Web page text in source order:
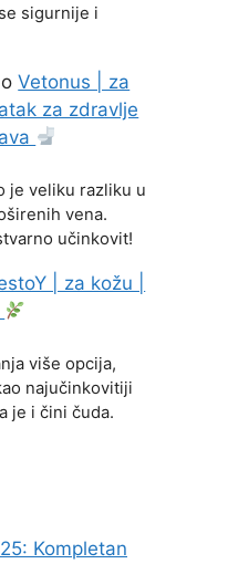
sigurnije i
oVetonus | za
za zdravlje
je veliku razliku u
vena.
učinkovit!
| za kožu |
više opcija,
najučinkovitiji
je i čini čuda.
Kompletan